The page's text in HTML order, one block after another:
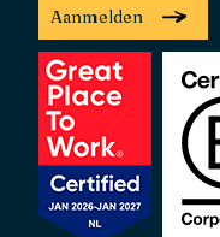
Aanmelden